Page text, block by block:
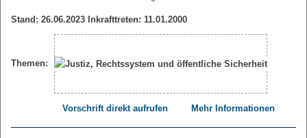
Stand: 26.06.2023 Inkrafttreten: 11.01.2000
Themen:
Vorschrift direkt aufrufen Mehr Informationen